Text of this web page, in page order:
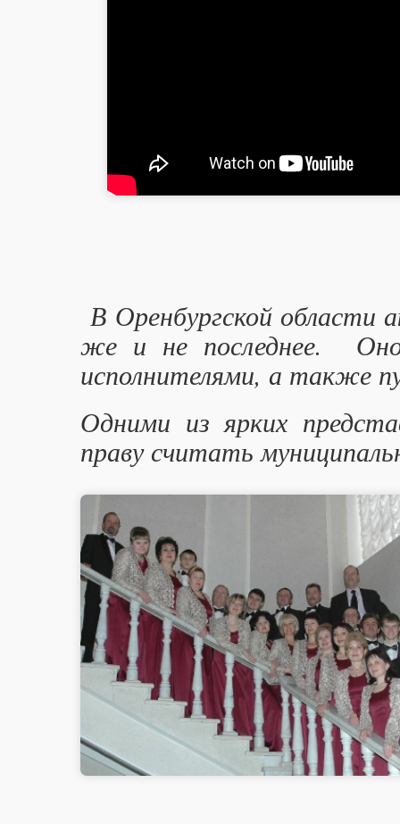
В Оренбургской области
же и не последнее. Оно
исполнителями, а также
Одними из ярких
праву считать